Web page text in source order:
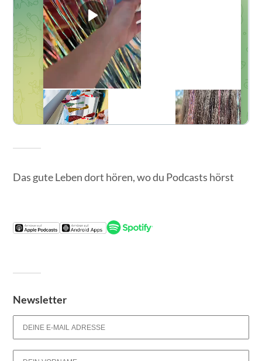
Das gute Leben dort hören, wo du Podcasts hörst
Newsletter